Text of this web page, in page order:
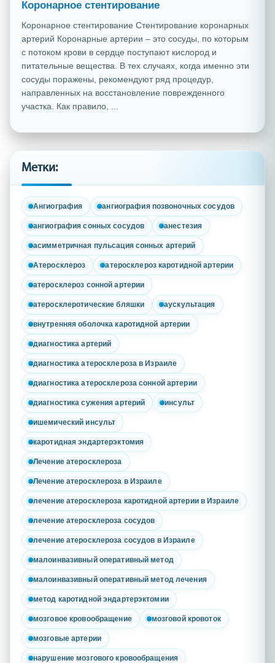
Коронарное стентирование
Коронарное стентирование Стентирование коронарных
артерий Коронарные артерии – это сосуды, по которым
с потоком крови в сердце поступают кислород и
питательные вещества. В тех случаях, когда именно эти
сосуды поражены, рекомендуют ряд процедур,
направленных на восстановление поврежденного
участка. Как правило, ...
Метки:
Ангиография ангиография позвоночных сосудов
ангиография сонных сосудов анестезия
асимметричная пульсация сонных артерий
Атеросклероз атеросклероз каротидной артерии
атеросклероз сонной артерии
атеросклеротические бляшки аускультация
внутренняя оболочка каротидной артерии
диагностика артерий
диагностика атеросклероза в Израиле
диагностика атеросклероза сонной артерии
диагностика сужения артерий инсульт
ишемический инсульт
каротидная эндартерэктомия
Лечение атеросклероза
Лечение атеросклероза в Израиле
лечение атеросклероза каротидной артерии в Израиле
лечение атеросклероза сосудов
лечение атеросклероза сосудов в Израиле
малоинвазивный оперативный метод
малоинвазивный оперативный метод лечения
метод каротидной эндартерэктомии
мозговое кровообращение мозговой кровоток
мозговые артерии
нарушение мозгового кровообращения